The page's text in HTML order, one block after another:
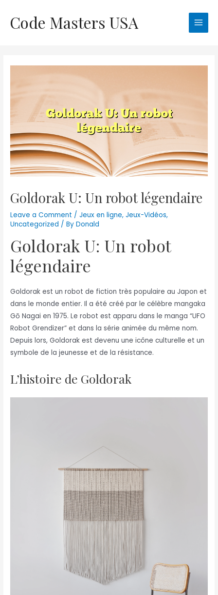
content
Code Masters USA
Main
Goldorak U: Un robot légendaire
Leave a Comment /Jeux en ligne,Jeux-Vidéos,
Uncategorized / ByDonald
Goldorak U: Un robot
légendaire
Goldorak est un robot de fiction très populaire au Japon et
dans le monde entier. Il a été créé par le célèbre mangaka
Gō Nagai en 1975. Le robot est apparu dans le manga “UFO
Robot Grendizer” et dans la série animée du même nom.
Depuis lors, Goldorak est devenu une icône culturelle et un
symbole de la jeunesse et de la résistance.
L’histoire de Goldorak